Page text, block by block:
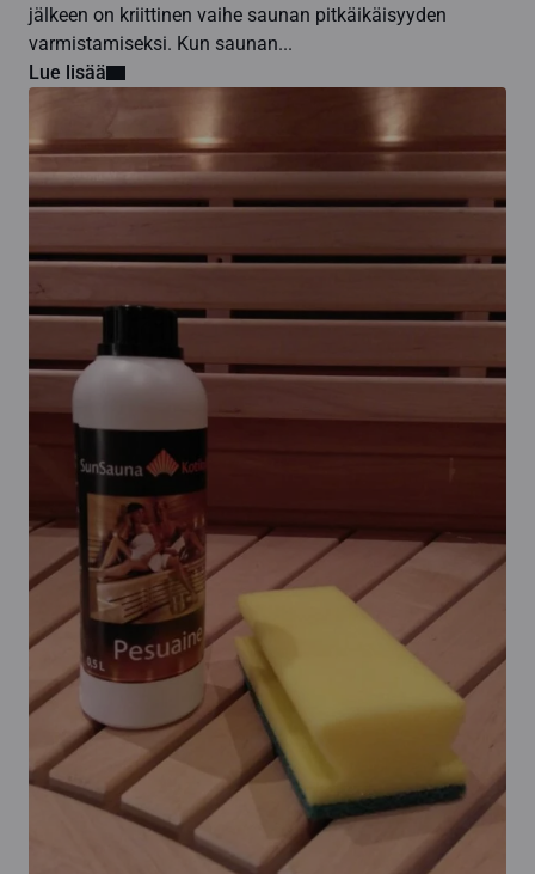
jälkeen on kriittinen vaihe saunan pitkäikäisyyden
varmistamiseksi. Kun saunan...
Lue lisää